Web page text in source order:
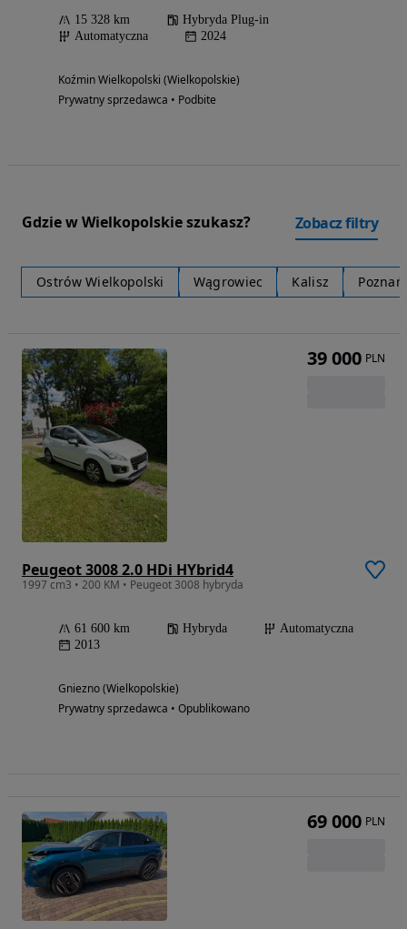
15 328 km
Hybryda Plug-in
Automatyczna
2024
Koźmin Wielkopolski (Wielkopolskie)
Prywatny sprzedawca • Podbite
Gdzie w Wielkopolskie szukasz? Zobacz filtry
Ostrów Wielkopolski Wągrowiec Kalisz Poznań
Peugeot 3008 2.0 HDi HYbrid4
1997 cm3 • 200 KM • Peugeot 3008 hybryda
61 600 km Hybryda
Automatyczna
2013
Gniezno (Wielkopolskie)
Prywatny sprzedawca • Opublikowano
39 000 PLN
69 000 PLN